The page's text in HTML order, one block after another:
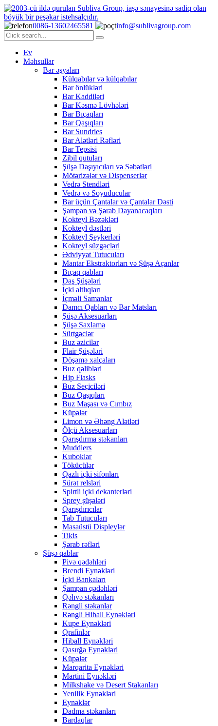
0086-13602465581 info@sublivagroup.com
Ev
Məhsullar
Bar əşyaları
Külqabılar və külqabılar
Bar önlükləri
Bar Kaddiləri
Bar Kəsmə Lövhələri
Bar Bıçaqları
Bar Qaşıqları
Bar Sundries
Bar Alətləri Rəfləri
Bar Tepsisi
Zibil qutuları
Şüşə Daşıyıcıları və Səbətləri
Mötərizələr və Dispenserlər
Vedrə Stendləri
Vedrə və Soyuducular
Bar üçün Çantalar və Çantalar Dəsti
Şampan və Şərab Dayanacaqları
Kokteyl Bəzəkləri
Kokteyl dəstləri
Kokteyl Şeykerləri
Kokteyl süzgəcləri
Ədviyyat Tutucuları
Mantar Ekstraktorları və Şüşə Açanlar
Bıçaq qabları
Daş Şüşələri
İçki altlıqları
İçməli Samanlar
Damcı Qabları və Bar Matsları
Şüşə Aksesuarları
Şüşə Saxlama
Sürtgəclər
Buz əzicilər
Flair Şüşələri
Döşəmə xalçaları
Buz qəlibləri
Hip Flasks
Buz Seçiciləri
Buz Qaşıqları
Buz Maşası və Cımbız
Küpələr
Limon və Əhəng Alətləri
Ölçü Aksesuarları
Qarışdırma stəkanları
Muddlers
Kuboklar
Tökücülər
Qazlı içki sifonları
Sürət relsləri
Spirtli içki dekanterləri
Sprey şüşələri
Qarışdırıcılar
Tab Tutucuları
Masaüstü Displeylər
Tikis
Şərab rəfləri
Şüşə qablar
Pivə qədəhləri
Brendi Eynəkləri
İçki Bankaları
Şampan qədəhləri
Qəhvə stəkanları
Rəngli stəkanlar
Rəngli Hiball Eynəkləri
Kupe Eynəkləri
Qrafinlər
Hiball Eynəkləri
Qasırğa Eynəkləri
Küpələr
Marqarita Eynəkləri
Martini Eynəkləri
Milkshake və Desert Stakanları
Yenilik Eynəkləri
Eynəklər
Dadma stəkanları
Bardaqlar